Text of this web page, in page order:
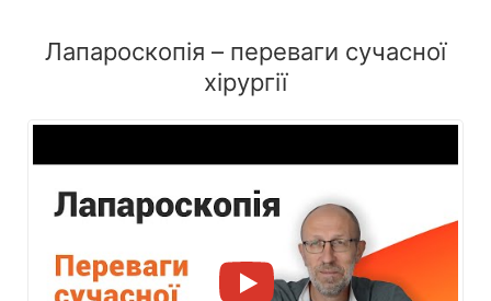
Лапароскопія – переваги сучасної
хірургії